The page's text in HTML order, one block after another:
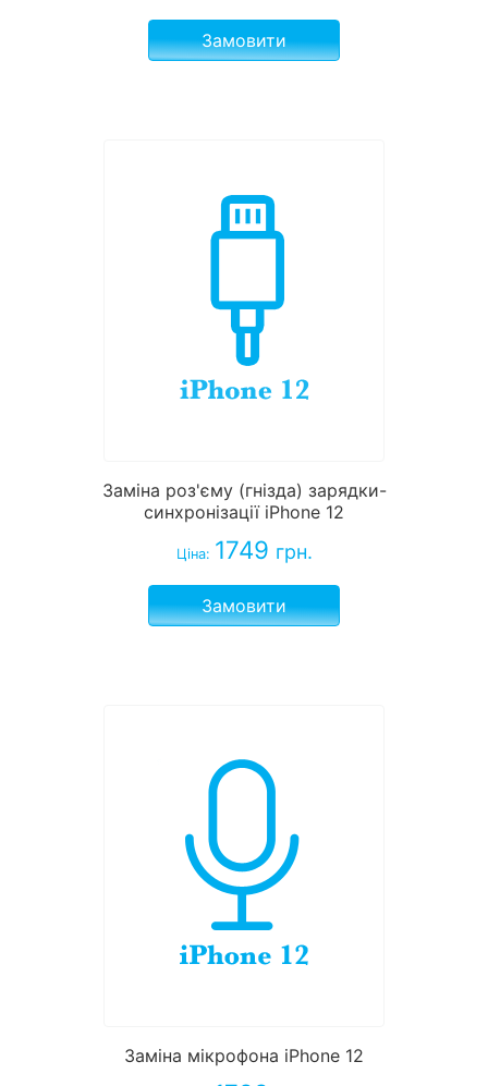
Замовити
Заміна роз'єму (гнізда) зарядки-
синхронізації iPhone 12
Ціна: 1749 грн.
Замовити
Заміна мікрофона iPhone 12